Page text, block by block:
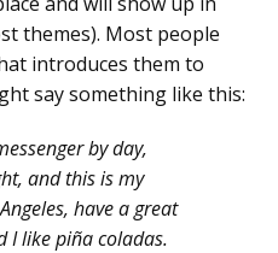
themes). Most people
introduces them to
say something like this:
by day,
and this is my
have a great
I like piña coladas.